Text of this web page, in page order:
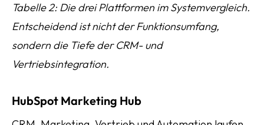
Tabelle 2: Die drei Plattformen im Systemvergleich.
Entscheidend ist nicht der Funktionsumfang,
sondern die Tiefe der CRM- und
Vertriebsintegration.
HubSpot Marketing Hub